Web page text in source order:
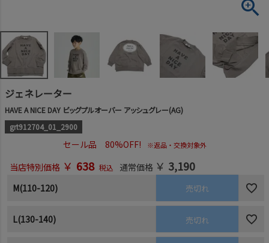
ジェネレーター
HAVE A NICE DAY ビッグプルオーバー アッシュグレー(AG)
grt912704_01_2900
セール品 80%OFF! ※返品・交換対象外
当店特別価格 ￥ 638 税込 通常価格 ￥ 3,190
M(110-120) 売切れ
L(130-140) 売切れ